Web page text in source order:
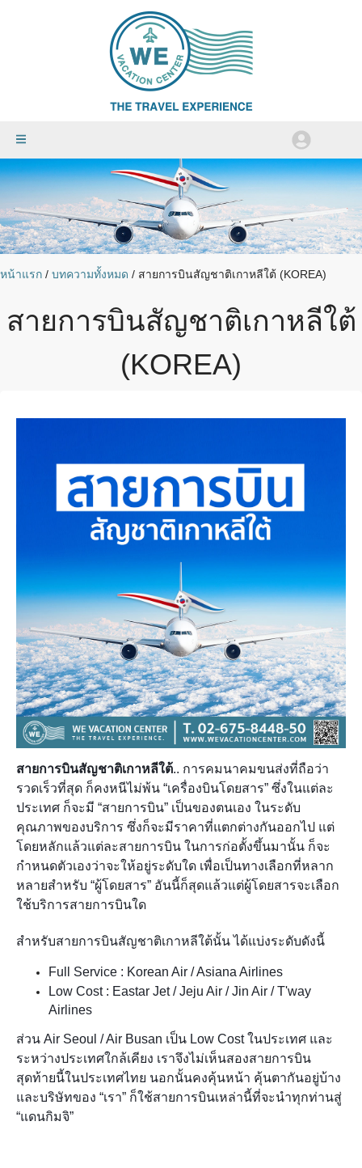
หน้าแรก / บทความทั้งหมด / สายการบินสัญชาติเกาหลีใต้ (KOREA)
สายการบินสัญชาติเกาหลีใต้
(KOREA)
สายการบินสัญชาติเกาหลีใต้.. การคมนาคมขนส่งที่ถือว่า
รวดเร็วที่สุด ก็คงหนีไม่พ้น “เครื่องบินโดยสาร” ซึ่งในแต่ละ
ประเทศ ก็จะมี “สายการบิน” เป็นของตนเอง ในระดับ
คุณภาพของบริการ ซึ่งก็จะมีราคาที่แตกต่างกันออกไป แต่
โดยหลักแล้วแต่ละสายการบิน ในการก่อตั้งขึ้นมานั้น ก็จะ
กำหนดตัวเองว่าจะให้อยู่ระดับใด เพื่อเป็นทางเลือกที่หลาก
หลายสำหรับ “ผู้โดยสาร” อันนี้ก็สุดแล้วแต่ผู้โดยสารจะเลือก
ใช้บริการสายการบินใด
สำหรับสายการบินสัญชาติเกาหลีใต้นั้น ได้แบ่งระดับดังนี้
Full Service : Korean Air / Asiana Airlines
Low Cost : Eastar Jet / Jeju Air / Jin Air / T'way
Airlines
ส่วน Air Seoul / Air Busan เป็น Low Cost ในประเทศ และ
ระหว่างประเทศใกล้เคียง เราจึงไม่เห็นสองสายการบิน
สุดท้ายนี้ในประเทศไทย นอกนั้นคงคุ้นหน้า คุ้นตากันอยู่บ้าง
และบริษัทของ “เรา” ก็ใช้สายการบินเหล่านี้ที่จะนำทุกท่านสู่
“แดนกิมจิ”